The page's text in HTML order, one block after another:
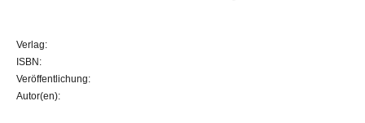
Verlag:
ISBN:
Veröffentlichung:
Autor(en):